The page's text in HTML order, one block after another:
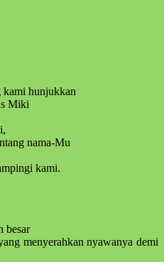
kami hunjukkan
Miki
nama-Mu
kami.
besar
menyerahkan nyawanya demi